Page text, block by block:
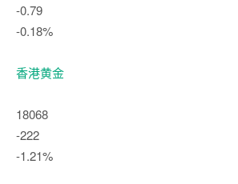
-0.79
-0.18%
香港黄金
18068
-222
-1.21%